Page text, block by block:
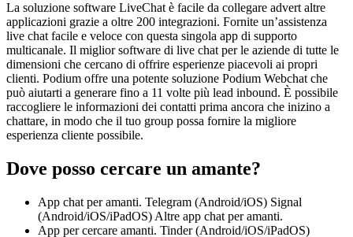
La soluzione software LiveChat è facile da collegare advert altre
applicazioni grazie a oltre 200 integrazioni. Fornite un’assistenza
live chat facile e veloce con questa singola app di supporto
multicanale. Il miglior software di live chat per le aziende di tutte le
dimensioni che cercano di offrire esperienze piacevoli ai propri
clienti. Podium offre una potente soluzione Podium Webchat che
può aiutarti a generare fino a 11 volte più lead inbound. È possibile
raccogliere le informazioni dei contatti prima ancora che inizino a
chattare, in modo che il tuo group possa fornire la migliore
esperienza cliente possibile.
Dove posso cercare un amante?
App chat per amanti. Telegram (Android/iOS) Signal
(Android/iOS/iPadOS) Altre app chat per amanti.
App per cercare amanti. Tinder (Android/iOS/iPadOS)